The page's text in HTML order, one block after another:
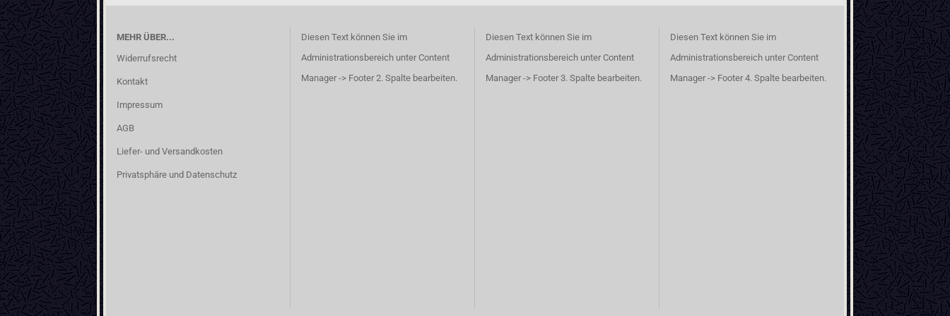
MEHR ÜBER...
Widerrufsrecht
Kontakt
Impressum
AGB
Liefer- und Versandkosten
Privatsphäre und Datenschutz
Diesen Text können Sie im
Administrationsbereich unter Content
Manager -> Footer 2. Spalte bearbeiten.
Diesen Text können Sie im
Administrationsbereich unter Content
Manager -> Footer 3. Spalte bearbeiten.
Diesen Text können Sie im
Administrationsbereich unter Content
Manager -> Footer 4. Spalte bearbeiten.